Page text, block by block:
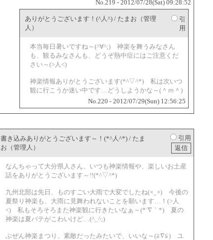
No.219 - 2012/07/28(Sat) 09:28:52
ありがとうございます！(^人^) / たまお（管理
人）
引
用
本当毎日暑いですね～(^∀^;) 神楽を舞うみなさん
も、観るみなさんも、どうぞ熱中症にはご注意くだ
さい～(>人<)
神楽情報ありがとうございます(*^▽^*) 私は次いつ
観に行こうか迷い中です…どうしようかな～(＾ｍ＾)
No.220 - 2012/07/29(Sun) 12:56:25
書き込みありがとうございます～！(*^人^*) / たま
お（管理人）
引用
なんちゃって大分県人さん、いつも神楽情報や、楽しいお土産
話をありがとうございます～!!(*^▽^*)
九州北部は先日、ものすごい大雨で大変でしたね(×_×) 今後の
夏祭り神楽も、大雨に見舞われないことを願います…！(>人
<) 私もそろそろまた神楽観に行きたいなぁ～(*´∇｀*) 夏の
神楽は夏バテがこわいけど…(^_^;)
ぶぜん神楽まつり、素敵だったみたいで、いいな～(≧∇≦) ユ